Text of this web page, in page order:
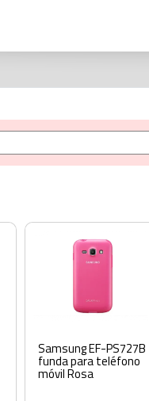
Samsung EF-PS727B
funda para teléfono
móvil Rosa